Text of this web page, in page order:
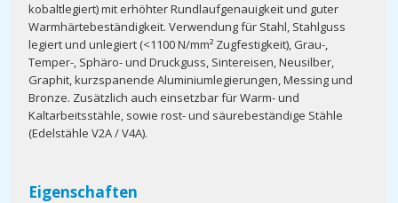
kobaltlegiert) mit erhöhter Rundlaufgenauigkeit und guter
Warmhärtebeständigkeit. Verwendung für Stahl, Stahlguss
legiert und unlegiert (<1100 N/mm² Zugfestigkeit), Grau-,
Temper-, Sphäro- und Druckguss, Sintereisen, Neusilber,
Graphit, kurzspanende Aluminiumlegierungen, Messing und
Bronze. Zusätzlich auch einsetzbar für Warm- und
Kaltarbeitsstähle, sowie rost- und säurebeständige Stähle
(Edelstähle V2A / V4A).
Eigenschaften